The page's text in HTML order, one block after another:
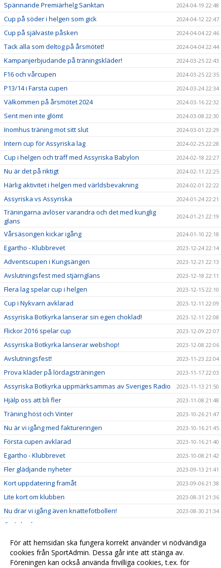
Spännande Premiärhelg Sanktan 2024-04-19 22:48
Cup på söder i helgen som gick 2024-04-12 22:47
Cup på självaste påsken 2024-04-04 22:46
Tack alla som deltog på årsmötet! 2024-04-04 22:44
Kampanjerbjudande på träningskläder! 2024-03-25 22:43
F16 och vårcupen 2024-03-25 22:35
P13/14 i Farsta cupen 2024-03-24 22:34
Välkommen på årsmötet 2024 2024-03-16 22:32
Sent men inte glömt 2024-03-08 22:30
Inomhus träning mot sitt slut 2024-03-01 22:29
Intern cup för Assyriska lag 2024-02-25 22:28
Cup i helgen och träff med Assyriska Babylon 2024-02-18 22:27
Nu är det på riktigt 2024-02-11 22:25
Härlig aktivitet i helgen med världsbevakning 2024-02-01 22:22
Assyriska vs Assyriska 2024-01-24 22:21
Träningarna avlöser varandra och det med kunglig
glans
2024-01-21 22:19
Vårsäsongen kickar igång 2024-01-10 22:18
Egartho - Klubbrevet 2023-12-24 22:14
Adventscupen i Kungsängen 2023-12-21 22:13
Avslutningsfest med stjärnglans 2023-12-18 22:11
Flera lag spelar cup i helgen 2023-12-15 22:10
Cup i Nykvarn avklarad 2023-12-11 22:09
Assyriska Botkyrka lanserar sin egen choklad! 2023-12-11 22:08
Flickor 2016 spelar cup 2023-12-09 22:07
Assyriska Botkyrka lanserar webshop! 2023-12-08 22:06
Avslutningsfest! 2023-11-23 22:04
Prova kläder på lördagsträningen 2023-11-17 22:03
Assyriska Botkyrka uppmärksammas av Sveriges Radio 2023-11-13 21:50
Hjälp oss att bli fler 2023-11-08 21:48
Träning höst och Vinter 2023-10-26 21:47
Nu är vi igång med faktureringen 2023-10-16 21:45
Första cupen avklarad 2023-10-16 21:40
Egartho - Klubbrevet 2023-10-08 21:42
Fler glädjande nyheter 2023-09-13 21:41
Kort uppdatering framåt 2023-09-06 21:38
Lite kort om klubben 2023-08-31 21:36
Nu drar vi igång även knattefotbollen! 2023-08-30 21:34
Ca 1 dag kvar
Träning Måndag 28 Aug 2023-08-25 21:33
Assyriska Botkyrka SK kickar igång säsongen 2023-08-21 21:32
Börja spela fotboll med Assyriska Botkyrka! 2023-06-13 21:29
För att hemsidan ska fungera korrekt använder vi nödvändiga
cookies från SportAdmin. Dessa går inte att stänga av.
Föreningen kan också använda frivilliga cookies, t.ex. för